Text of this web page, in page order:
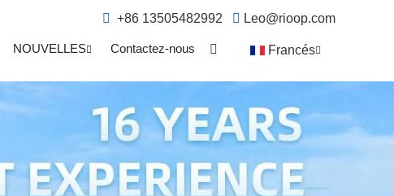
+86 13505482992 Leo@rioop.com
NOUVELLES Contactez-nous Francés